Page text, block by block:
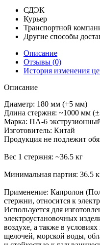
СДЭК
Курьер
Транспортной
Другие способы
Описание
Отзывы (0)
История изменения
Описание
Диаметр: 180 мм (+5 мм)
Длина стержня: ~1000 мм
Марка: ПА-6
Изготовитель: Китай
Продукция не подлежит
Вес 1 стержня: ~36.5 кг
Минимальная партия: 36.5
Применение: Капролон
стержни, относится к
Используется для
электроустановочных
воздухе, а также в
щелочей, морской воды,